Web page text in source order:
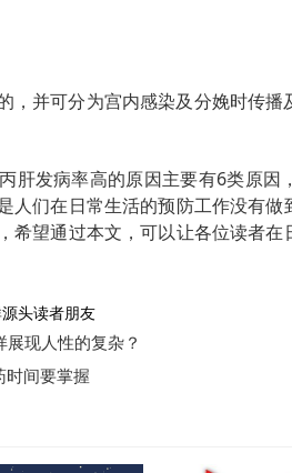
，并可分为宫内感染及分娩时传
肝发病率高的原因主要有6类原因
人们在日常生活的预防工作没有
希望通过本文，可以让各位读者
源头读者朋友
现人性的复杂？
时间要掌握